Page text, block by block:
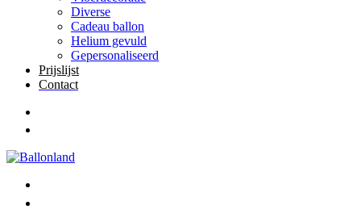
Diverse
Cadeau ballon
Helium gevuld
Gepersonaliseerd
Prijslijst
Contact